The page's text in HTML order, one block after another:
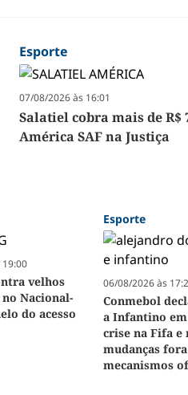
Esporte
07/08/2026 às 16:01
Salatiel cobra mais de R$
América SAF na Justiça
velhos
Nacional-
do acesso
Esporte
06/08/2026 às
Conmebol
a Infantino
crise na Fifa e
mudanças
mecanismos